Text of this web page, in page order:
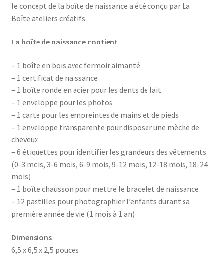
le concept de la boîte de naissance a été conçu par La
Boîte ateliers créatifs.
La boîte de naissance contient
– 1 boîte en bois avec fermoir aimanté
– 1 certificat de naissance
– 1 boîte ronde en acier pour les dents de lait
– 1 enveloppe pour les photos
– 1 carte pour les empreintes de mains et de pieds
– 1 enveloppe transparente pour disposer une mèche de
cheveux
– 6 étiquettes pour identifier les grandeurs des vêtements
(0-3 mois, 3-6 mois, 6-9 mois, 9-12 mois, 12-18 mois, 18-24
mois)
– 1 boîte chausson pour mettre le bracelet de naissance
– 12 pastilles pour photographier l’enfants durant sa
première année de vie (1 mois à 1 an)
Dimensions
6,5 x 6,5 x 2,5 pouces